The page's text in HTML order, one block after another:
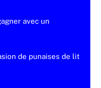
avec un
de punaises de lit